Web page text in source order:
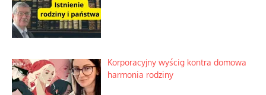
Korporacyjny wyścig kontra domowa
harmonia rodziny